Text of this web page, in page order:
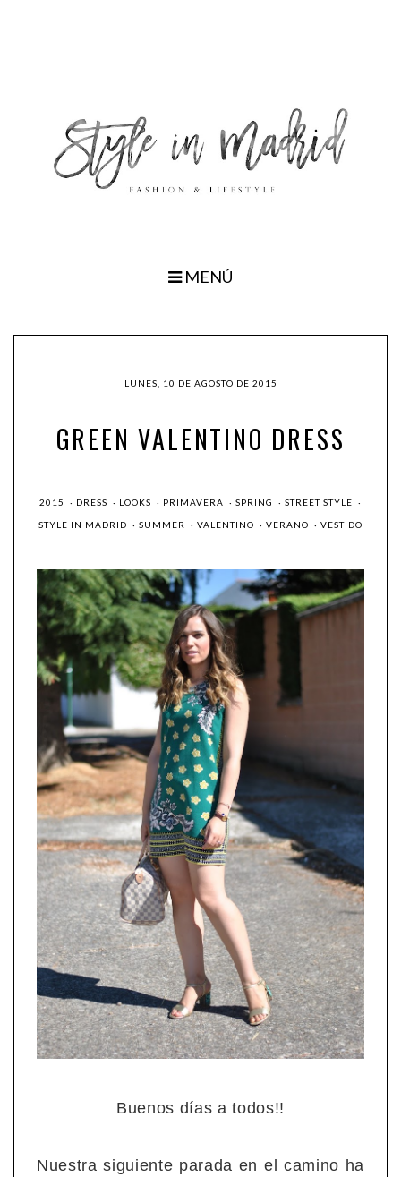
MENÚ
LUNES, 10 DE AGOSTO DE 2015
GREEN VALENTINO DRESS
2015 · DRESS · LOOKS · PRIMAVERA · SPRING · STREET STYLE ·
STYLE IN MADRID · SUMMER · VALENTINO · VERANO · VESTIDO
Buenos días a todos!!
Nuestra siguiente parada en el camino ha